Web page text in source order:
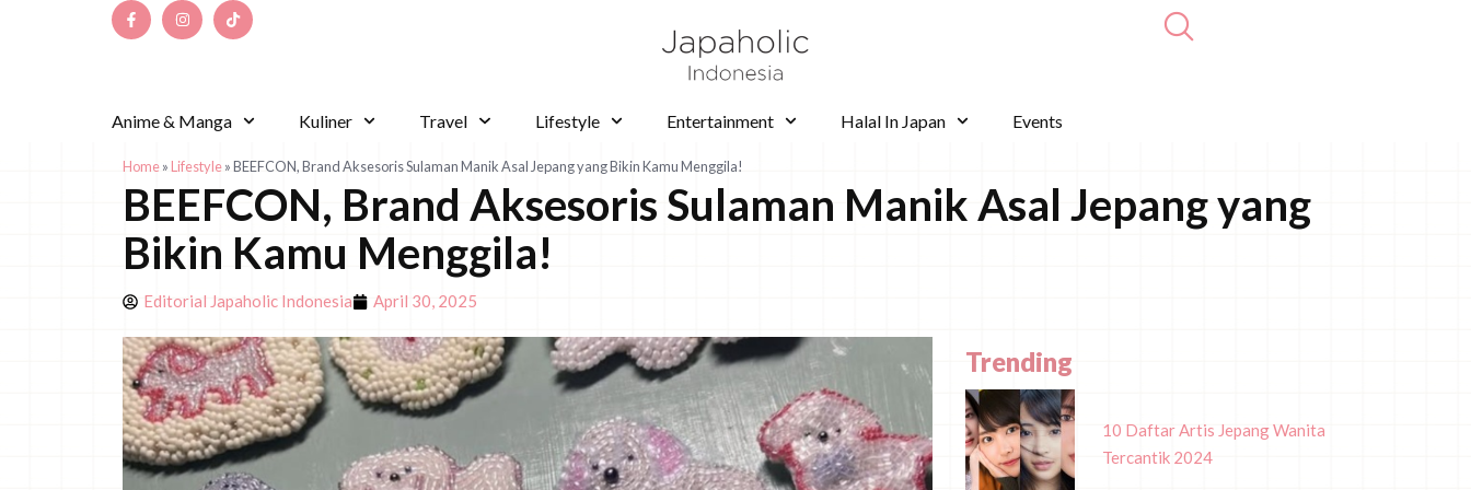
Anime & Manga Kuliner Travel Lifestyle Entertainment Halal In Japan Events
Home»Lifestyle»BEEFCON, Brand Aksesoris Sulaman Manik Asal Jepang yang Bikin Kamu Menggila!
BEEFCON, Brand Aksesoris Sulaman Manik Asal Jepang yang
Bikin Kamu Menggila!
Editorial Japaholic Indonesia April 30, 2025
Trending
10 Daftar Artis Jepang Wanita
Tercantik 2024